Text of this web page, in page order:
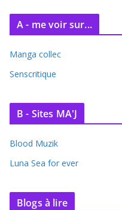
A - me voir sur...
Manga collec
Senscritique
B - Sites MA'J
Blood Muzik
Luna Sea for ever
Blogs à lire